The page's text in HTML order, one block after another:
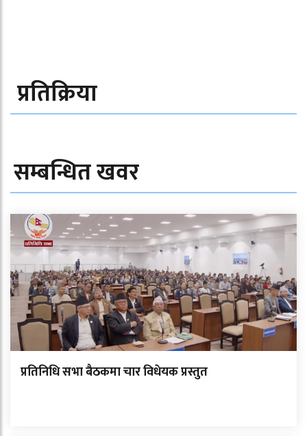
प्रतिक्रिया
सम्बन्धित खवर
प्रतिनिधि सभा बैठकमा चार विधेयक प्रस्तुत